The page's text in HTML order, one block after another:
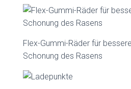
Flex-Gummi-Räder für
Schonung des Rasens